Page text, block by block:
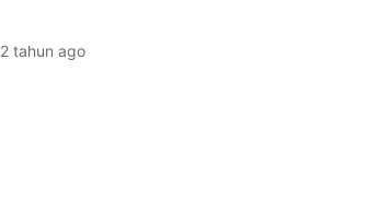
2 tahun ago